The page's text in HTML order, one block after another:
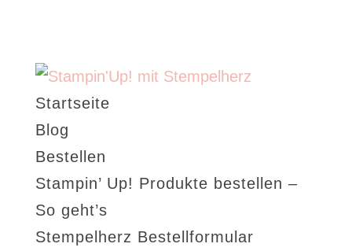
Startseite
Blog
Bestellen
Stampin’ Up! Produkte bestellen –
So geht’s
Stempelherz Bestellformular